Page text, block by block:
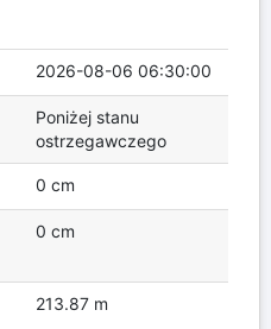
2026-08-06 06:30:00
Poniżej stanu
ostrzegawczego
0 cm